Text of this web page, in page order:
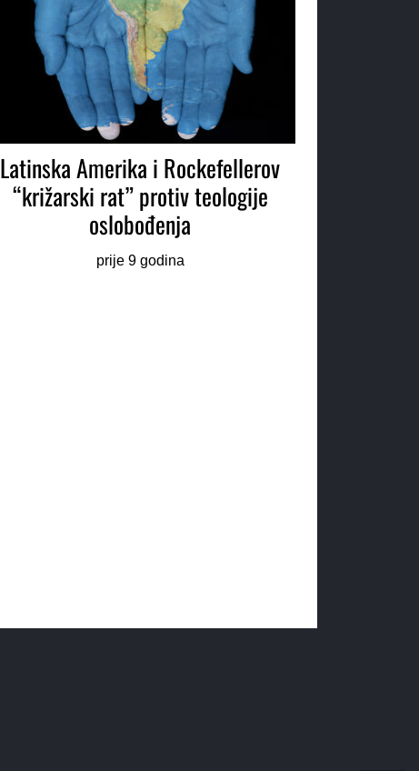
Latinska Amerika i Rockefellerov
“križarski rat” protiv teologije
oslobođenja
prije 9 godina